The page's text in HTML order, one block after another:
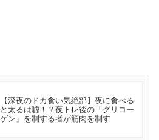
【深夜のドカ食い気絶部】夜に食べる
と太るは嘘！？夜トレ後の「グリコー
ゲン」を制する者が筋肉を制す